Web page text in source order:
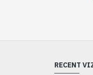
RECENT